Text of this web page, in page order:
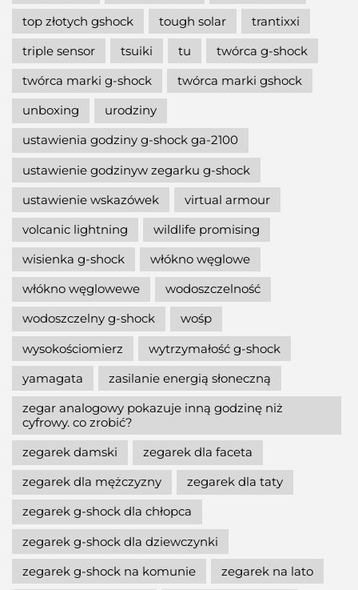
top złotych gshock
tough solar
trantixxi
triple sensor
tsuiki tu
twórca g-shock
twórca marki g-shock
twórca marki gshock
unboxing
urodziny
ustawienia godziny g-shock ga-2100
ustawienie godzinyw zegarku g-shock
ustawienie wskazówek
virtual armour
volcanic lightning
wildlife promising
wisienka g-shock
włókno węglowe
włókno węglowewe
wodoszczelność
wodoszczelny g-shock
wośp
wysokościomierz
wytrzymałość g-shock
yamagata
zasilanie energią słoneczną
zegar analogowy pokazuje inną godzinę niż
cyfrowy. co zrobić?
zegarek damski
zegarek dla faceta
zegarek dla mężczyzny
zegarek dla taty
zegarek g-shock dla chłopca
zegarek g-shock dla dziewczynki
zegarek g-shock na komunie
zegarek na lato